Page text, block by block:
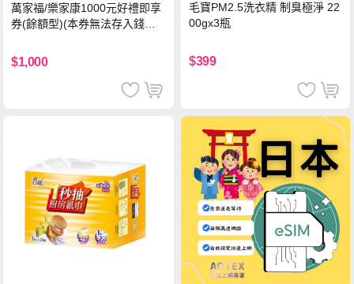
萬家福/樂家康1000元好禮即享
券(餘額型)(本券無法存入錢包
$1,000
毛寶PM2.5洗衣精 制臭極淨 22
00gx3瓶
$399